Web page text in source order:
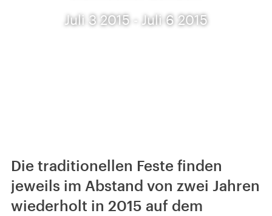
Juli 3 2015 - Juli 6 2015
Die traditionellen Feste finden
jeweils im Abstand von zwei Jahren
wiederholt in 2015 auf dem